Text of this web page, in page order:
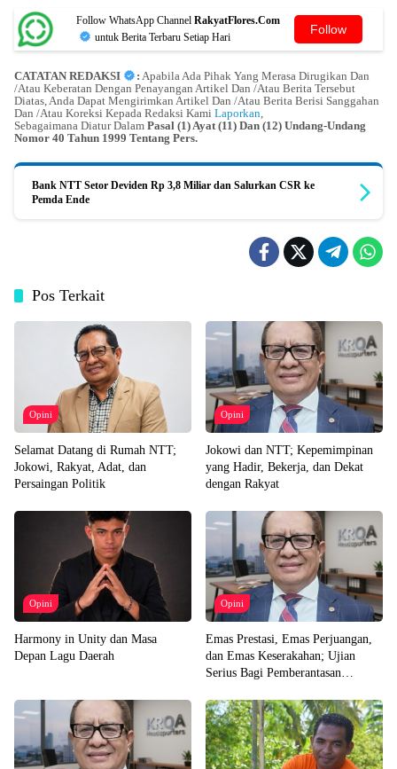
Follow WhatsApp Channel RakyatFlores.Com
untuk Berita Terbaru Setiap Hari
Follow
CATATAN REDAKSI : Apabila Ada Pihak Yang Merasa Dirugikan Dan
/Atau Keberatan Dengan Penayangan Artikel Dan /Atau Berita Tersebut
Diatas, Anda Dapat Mengirimkan Artikel Dan /Atau Berita Berisi Sanggahan
Dan /Atau Koreksi Kepada Redaksi Kami Laporkan,
Sebagaimana Diatur Dalam Pasal (1) Ayat (11) Dan (12) Undang-Undang
Nomor 40 Tahun 1999 Tentang Pers.
Bank NTT Setor Deviden Rp 3,8 Miliar dan Salurkan CSR ke
Pemda Ende
Pos Terkait
Opini
Selamat Datang di Rumah NTT;
Jokowi, Rakyat, Adat, dan
Persaingan Politik
Opini
Jokowi dan NTT; Kepemimpinan
yang Hadir, Bekerja, dan Dekat
dengan Rakyat
Opini
Harmony in Unity dan Masa
Depan Lagu Daerah
Opini
Emas Prestasi, Emas Perjuangan,
dan Emas Keserakahan; Ujian
Serius Bagi Pemberantasan